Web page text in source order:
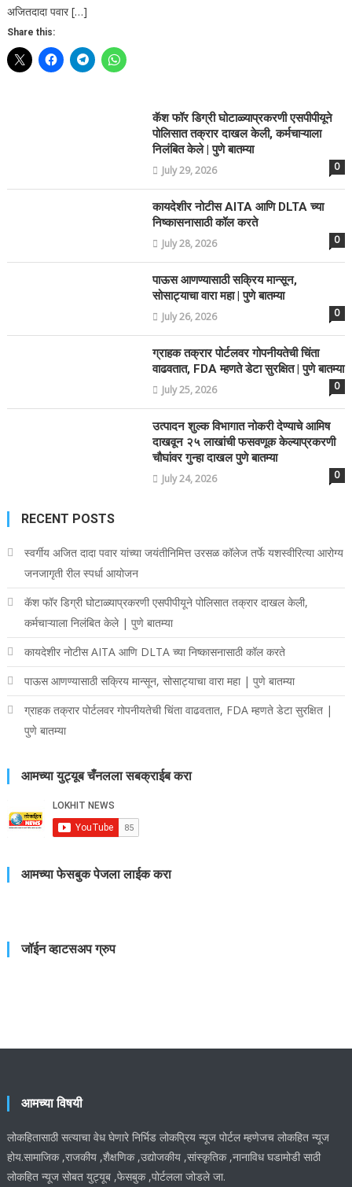
अजितदादा पवार […]
Share this:
कॅश फॉर डिग्री घोटाळ्याप्रकरणी एसपीपीयूने
पोलिसात तक्रार दाखल केली, कर्मचाऱ्याला
निलंबित केले | पुणे बातम्या
July 29, 2026 0
कायदेशीर नोटीस AITA आणि DLTA च्या
निष्कासनासाठी कॉल करते
July 28, 2026 0
पाऊस आणण्यासाठी सक्रिय मान्सून,
सोसाट्याचा वारा महा | पुणे बातम्या
July 26, 2026 0
ग्राहक तक्रार पोर्टलवर गोपनीयतेची चिंता
वाढवतात, FDA म्हणते डेटा सुरक्षित | पुणे बातम्या
July 25, 2026 0
उत्पादन शुल्क विभागात नोकरी देण्याचे आमिष
दाखवून २५ लाखांची फसवणूक केल्याप्रकरणी
चौघांवर गुन्हा दाखल पुणे बातम्या
July 24, 2026 0
RECENT POSTS
स्वर्गीय अजित दादा पवार यांच्या जयंतीनिमित्त उरसळ कॉलेज तर्फे यशस्वीरित्या आरोग्य
जनजागृती रील स्पर्धा आयोजन
कॅश फॉर डिग्री घोटाळ्याप्रकरणी एसपीपीयूने पोलिसात तक्रार दाखल केली,
कर्मचाऱ्याला निलंबित केले | पुणे बातम्या
कायदेशीर नोटीस AITA आणि DLTA च्या निष्कासनासाठी कॉल करते
पाऊस आणण्यासाठी सक्रिय मान्सून, सोसाट्याचा वारा महा | पुणे बातम्या
ग्राहक तक्रार पोर्टलवर गोपनीयतेची चिंता वाढवतात, FDA म्हणते डेटा सुरक्षित |
पुणे बातम्या
आमच्या युट्यूब चँनलला सबक्राईब करा
आमच्या फेसबुक पेजला लाईक करा
जॉईन व्हाटसअप ग्रुप
आमच्या विषयी
लोकहितासाठी सत्याचा वेध घेणारे निर्भिड लोकप्रिय न्यूज पोर्टल म्हणेजच लोकहित न्यूज
होय.सामाजिक ,राजकीय ,शैक्षणिक ,उद्योजकीय ,सांस्कृतिक ,नानाविध घडामोडी साठी
लोकहित न्यूज सोबत युट्यूब ,फेसबुक ,पोर्टलला जोडले जा.